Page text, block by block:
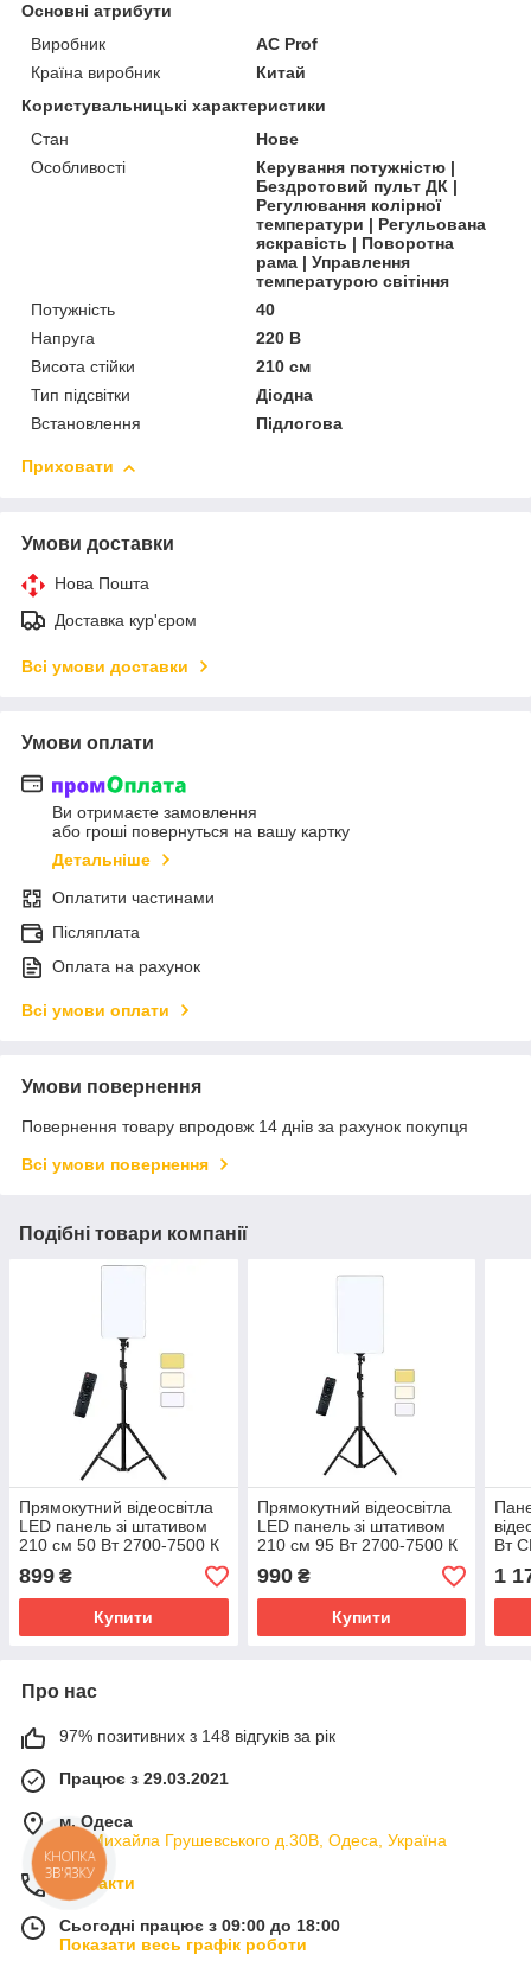
Основні атрибути
Виробник
AC Prof
Країна виробник
Китай
Користувальницькі характеристики
Стан
Нове
Особливості
Керування потужністю |
Бездротовий пульт ДК |
Регулювання колірної
температури | Регульована
яскравість | Поворотна
рама | Управлення
температурою світіння
Потужність
40
Напруга
220 В
Висота стійки
210 см
Тип підсвітки
Діодна
Встановлення
Підлогова
Приховати
Умови доставки
Нова Пошта
Доставка кур'єром
Всі умови доставки
Умови оплати
Ви отримаєте замовлення
або гроші повернуться на вашу картку
Детальніше
Оплатити частинами
Післяплата
Оплата на рахунок
Всі умови оплати
Умови повернення
Повернення товару впродовж 14 днів за рахунок покупця
Всі умови повернення
Подібні товари компанії
Прямокутний відеосвітла
LED панель зі штативом
210 см 50 Вт 2700-7500 К
CRI 96+ AC Prof RL-16T
899 ₴
Купити
Прямокутний відеосвітла
LED панель зі штативом
210 см 95 Вт 2700-7500 К
CRI 96+ AC Prof RL-24T
990₴
Купити
Вт
1
Про нас
97% позитивних з 148 відгуків за рік
Працює з 29.03.2021
м. Одеса
вул.Михайла Грушевського д.30В, Одеса, Україна
Контакти
Сьогодні працює з 09:00 до 18:00
Показати весь графік роботи
КНОПКА
ЗВ'ЯЗКУ